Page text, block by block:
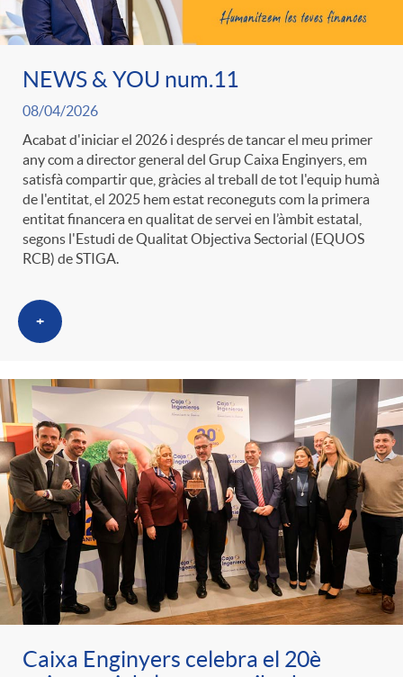
r
a
S
a
a
d
e
p
r
e
ó
p
e
r
c
a
t
e
g
o
r
i
t
e
n
i
d
o
A
n
c
l
a
F
l
c
a
d
o
r
d
e
c
o
n
NEWS & YOU num.11
08/04/2026
Acabat d'iniciar el 2026 i després de tancar el meu primer
any com a director general del Grup Caixa Enginyers, em
satisfà compartir que, gràcies al treball de tot l'equip humà
de l'entitat, el 2025 hem estat reconeguts com la primera
entitat financera en qualitat de servei en l’àmbit estatal,
segons l'Estudi de Qualitat Objectiva Sectorial (EQUOS
RCB) de STIGA.
+
Caixa Enginyers celebra el 20è